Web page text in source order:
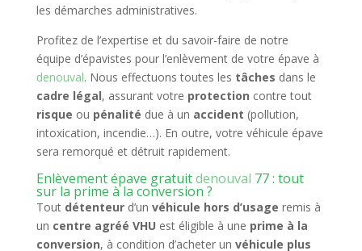
les démarches administratives.
Profitez de l’expertise et du savoir-faire de notre
équipe d’épavistes pour l’enlèvement de votre épave à
denouval. Nous effectuons toutes les tâches dans le
cadre légal, assurant votre protection contre tout
risque ou pénalité due à un accident (pollution,
intoxication, incendie…). En outre, votre véhicule épave
sera remorqué et détruit rapidement.
Enlèvement épave gratuitdenouval 77 : tout
sur la prime à la conversion ?
Tout détenteurd’un véhicule hors d’usage remis à
un centre agréé VHU est éligible à une prime à la
conversion, à condition d’acheter un véhicule plus